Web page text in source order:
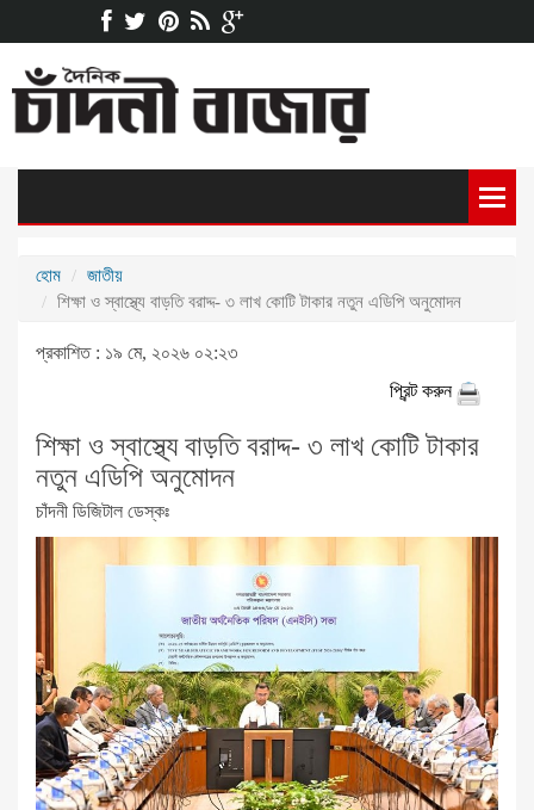
হোম
জাতীয়
শিক্ষা ও স্বাস্থ্যে বাড়তি বরাদ্দ- ৩ লাখ কোটি টাকার নতুন এডিপি অনুমোদন
প্রকাশিত : ১৯ মে, ২০২৬ ০২:২৩
প্রিন্ট করুন
শিক্ষা ও স্বাস্থ্যে বাড়তি বরাদ্দ- ৩ লাখ কোটি টাকার
নতুন এডিপি অনুমোদন
চাঁদনী ডিজিটাল ডেস্কঃ